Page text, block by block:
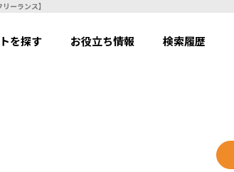
ーランス】
を探す お役立ち情報 検索履歴